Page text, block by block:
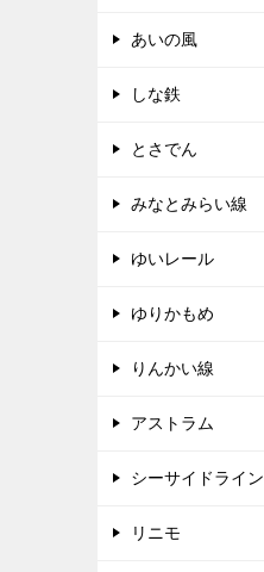
あいの風
しな鉄
とさでん
みなとみらい線
ゆいレール
ゆりかもめ
りんかい線
アストラム
シーサイドライン
リニモ